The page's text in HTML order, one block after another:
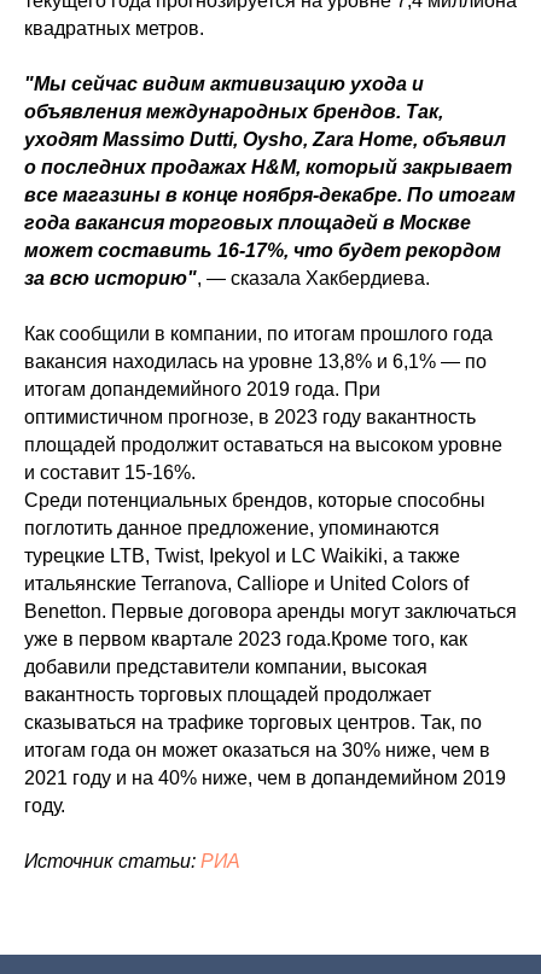
квадратных метров.
"Мы сейчас видим активизацию ухода и
объявления международных брендов. Так,
уходят Massimo Dutti, Oysho, Zara Home, объявил
о последних продажах H&M, который закрывает
все магазины в конце ноября-декабре. По итогам
года вакансия торговых площадей в Москве
может составить 16-17%, что будет рекордом
за всю историю", — сказала Хакбердиева.
Как сообщили в компании, по итогам прошлого года
вакансия находилась на уровне 13,8% и 6,1% — по
итогам допандемийного 2019 года. При
оптимистичном прогнозе, в 2023 году вакантность
площадей продолжит оставаться на высоком уровне
и составит 15-16%.
Среди потенциальных брендов, которые способны
поглотить данное предложение, упоминаются
турецкие LTB, Twist, Ipekyol и LC Waikiki, а также
итальянские Terranova, Calliope и United Colors of
Benetton. Первые договора аренды могут заключаться
уже в первом квартале 2023 года.Кроме того, как
добавили представители компании, высокая
вакантность торговых площадей продолжает
сказываться на трафике торговых центров. Так, по
итогам года он может оказаться на 30% ниже, чем в
2021 году и на 40% ниже, чем в допандемийном 2019
году.
Источник статьи: РИА